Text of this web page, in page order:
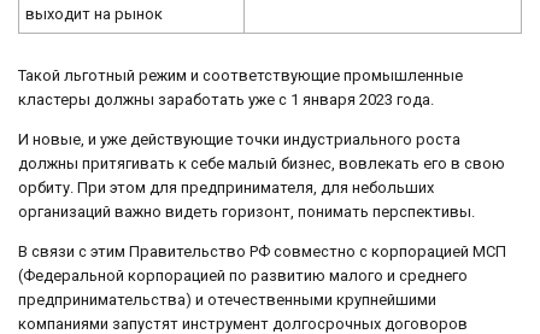
выходит на рынок
Такой льготный режим и соответствующие промышленные
кластеры должны заработать уже с 1 января 2023 года.
И новые, и уже действующие точки индустриального роста
должны притягивать к себе малый бизнес, вовлекать его в свою
орбиту. При этом для предпринимателя, для небольших
организаций важно видеть горизонт, понимать перспективы.
В связи с этим Правительство РФ совместно с корпорацией МСП
(Федеральной корпорацией по развитию малого и среднего
предпринимательства) и отечественными крупнейшими
компаниями запустят инструмент долгосрочных договоров